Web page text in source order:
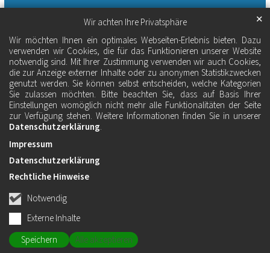
Wir achten Ihre Privatsphäre
Wir möchten Ihnen ein optimales Webseiten-Erlebnis bieten. Dazu
verwenden wir Cookies, die für das Funktionieren unserer Website
notwendig sind. Mit Ihrer Zustimmung verwenden wir auch Cookies,
die zur Anzeige externer Inhalte oder zu anonymen Statistikzwecken
genutzt werden. Sie können selbst entscheiden, welche Kategorien
Sie zulassen möchten. Bitte beachten Sie, dass auf Basis Ihrer
Einstellungen womöglich nicht mehr alle Funktionalitäten der Seite
zur Verfügung stehen. Weitere Informationen finden Sie in unserer
Datenschutzerklärung.
Notwendig
Externe Inhalte
Speichern
Alle akzeptieren
✕
Impressum
Datenschutzerklärung
Rechtliche Hinweise